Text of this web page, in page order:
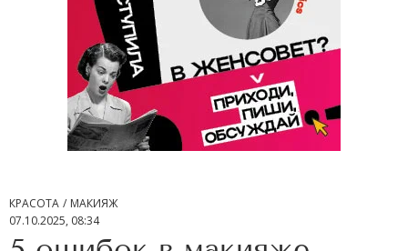
КРАСОТА
МАКИЯЖ
07.10.2025, 08:34